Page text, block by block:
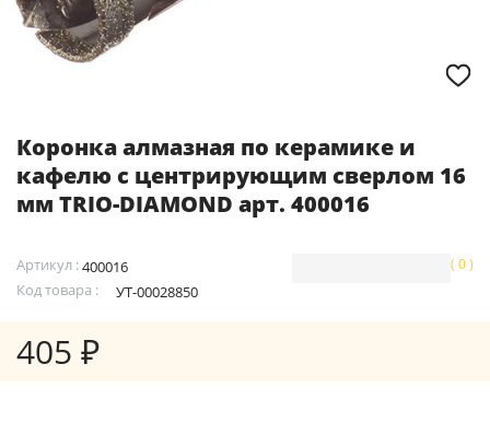
Коронка алмазная по керамике и
кафелю с центрирующим сверлом 16
мм TRIO-DIAMOND арт. 400016
Артикул :400016
Код товара :
УТ-00028850
( 0 )
405 ₽